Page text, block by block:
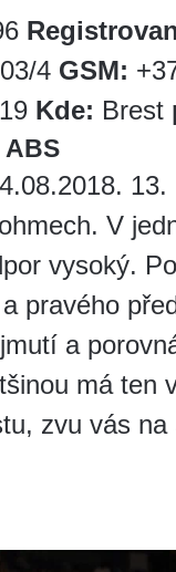
4 GSM:
Kde: Brest
V
vysoký.
pravého
a
má ten
zvu vás